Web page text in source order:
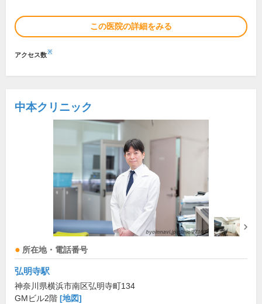
この医院の詳細をみる
アクセス数※
中本クリニック
所在地・電話番号
弘明寺駅
神奈川県横浜市南区弘明寺町134
GMビル2階 [地図]